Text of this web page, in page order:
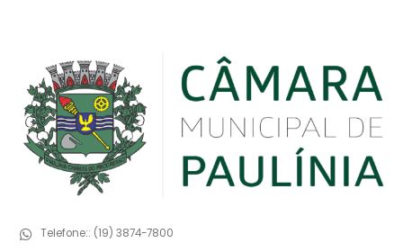
Telefone:: (19) 3874-7800